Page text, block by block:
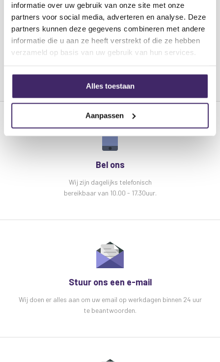
informatie over uw gebruik van onze site met onze
partners voor social media, adverteren en analyse. Deze
partners kunnen deze gegevens combineren met andere
informatie die u aan ze heeft verstrekt of die ze hebben
verzameld op basis van uw gebruik van hun services.
Alles toestaan
Aanpassen
Bel ons
Wij zijn dagelijks telefonisch
bereikbaar van 10.00 - 17.30uur.
Stuur ons een e-mail
Wij doen er alles aan om uw email op werkdagen binnen 24 uur
te beantwoorden.